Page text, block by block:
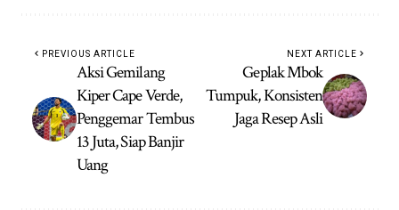
PREVIOUS ARTICLE
Aksi Gemilang
Kiper Cape Verde,
Penggemar Tembus
13 Juta, Siap Banjir
Uang
NEXT ARTICLE
Geplak Mbok
Tumpuk, Konsisten
Jaga Resep Asli